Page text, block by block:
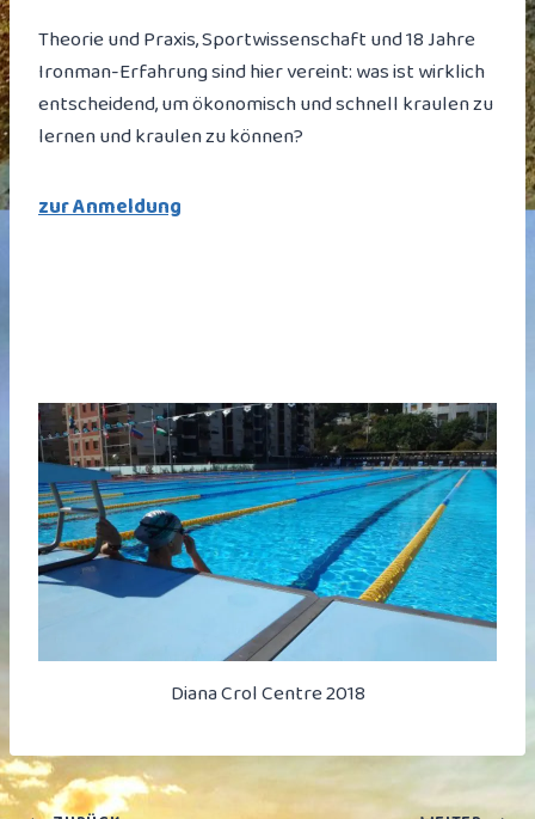
Theorie und Praxis, Sportwissenschaft und 18 Jahre
Ironman-Erfahrung sind hier vereint: was ist wirklich
entscheidend, um ökonomisch und schnell kraulen zu
lernen und kraulen zu können?
zur Anmeldung
Diana Crol Centre 2018